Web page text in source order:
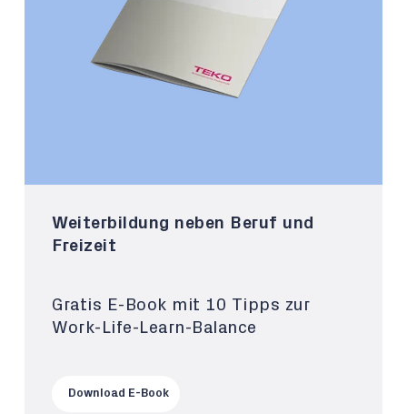
Weiterbildung neben Beruf und
Freizeit
Gratis E-Book mit 10 Tipps zur
Work-Life-Learn-Balance
Download E-Book